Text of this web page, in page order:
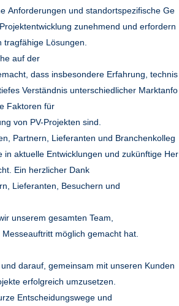
Anforderungen und standortspezifische Ge
zunehmend und erfordern
tragfähige Lösungen.
auf der
dass insbesondere Erfahrung, technis
Verständnis unterschiedlicher Marktanfo
Faktoren für
von PV-Projekten sind.
Partnern, Lieferanten und Branchenkolleg
in aktuelle Entwicklungen und zukünftige Her
Ein herzlicher Dank
Lieferanten, Besuchern und
unserem gesamten Team,
möglich gemacht hat.
darauf, gemeinsam mit unseren Kunden
erfolgreich umzusetzen.
Entscheidungswege und